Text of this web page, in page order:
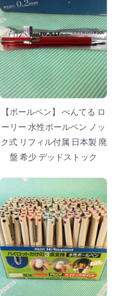
【ボールペン】 ぺんてる ロ
ーリー 水性ボールペン ノッ
ク式 リフィル付属 日本製 廃
盤 希少 デッドストック